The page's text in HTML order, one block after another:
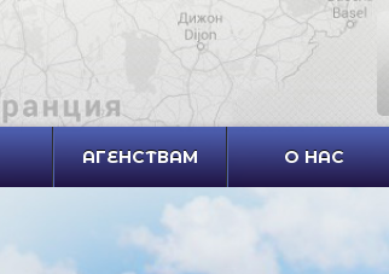
АГЕНСТВАМ О НАС